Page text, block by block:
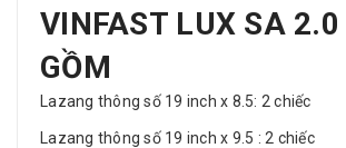
VINFAST LUX SA 2.0
GỒM
Lazang thông số 19 inch x 8.5: 2 chiếc
Lazang thông số 19 inch x 9.5 : 2 chiếc